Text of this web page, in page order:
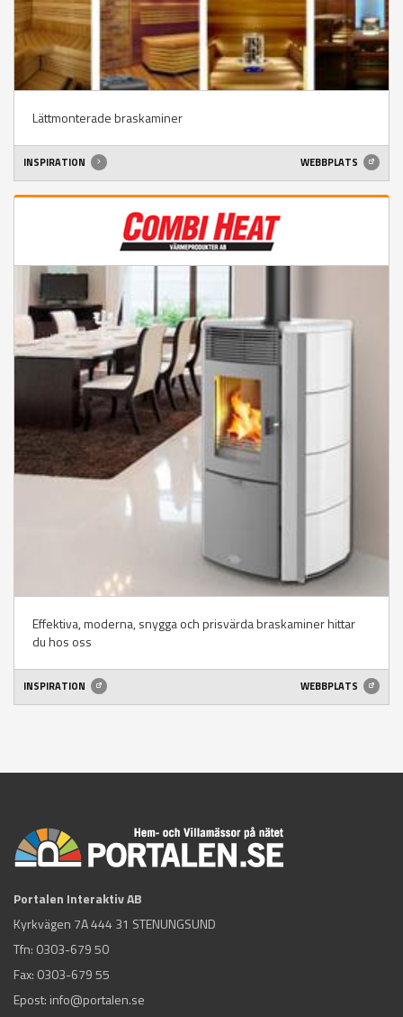
Lättmonterade braskaminer
INSPIRATION WEBBPLATS
Effektiva, moderna, snygga och prisvärda braskaminer hittar
du hos oss
INSPIRATION WEBBPLATS
Portalen Interaktiv AB
Kyrkvägen 7A 444 31 STENUNGSUND
Tfn: 0303-679 50
Fax: 0303-679 55
Epost: info@portalen.se